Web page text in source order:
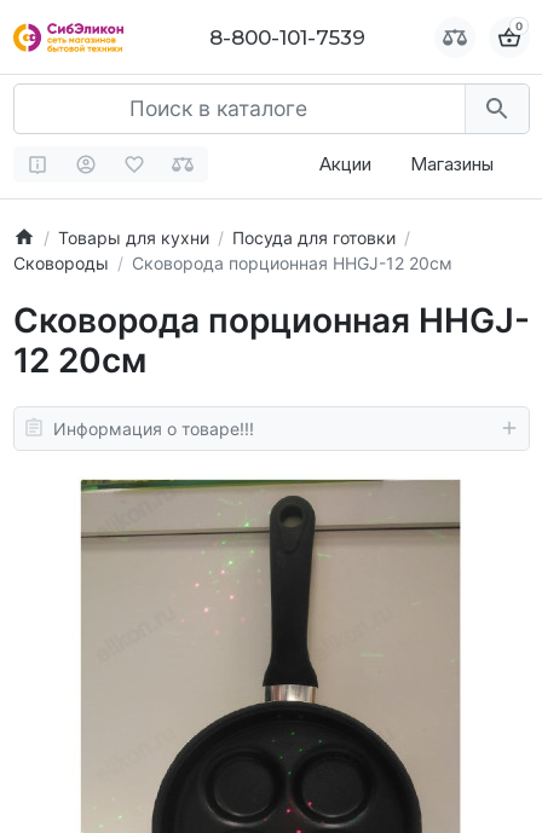
8-800-101-7539 0
Акции Магазины
Товары для кухни
Посуда для готовки
Сковороды
Сковорода порционная HHGJ-12 20см
Сковорода порционная HHGJ-
12 20см
Информация о товаре!!!
8-800-101-7539 0